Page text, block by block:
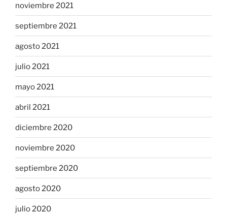
noviembre 2021
septiembre 2021
agosto 2021
julio 2021
mayo 2021
abril 2021
diciembre 2020
noviembre 2020
septiembre 2020
agosto 2020
julio 2020